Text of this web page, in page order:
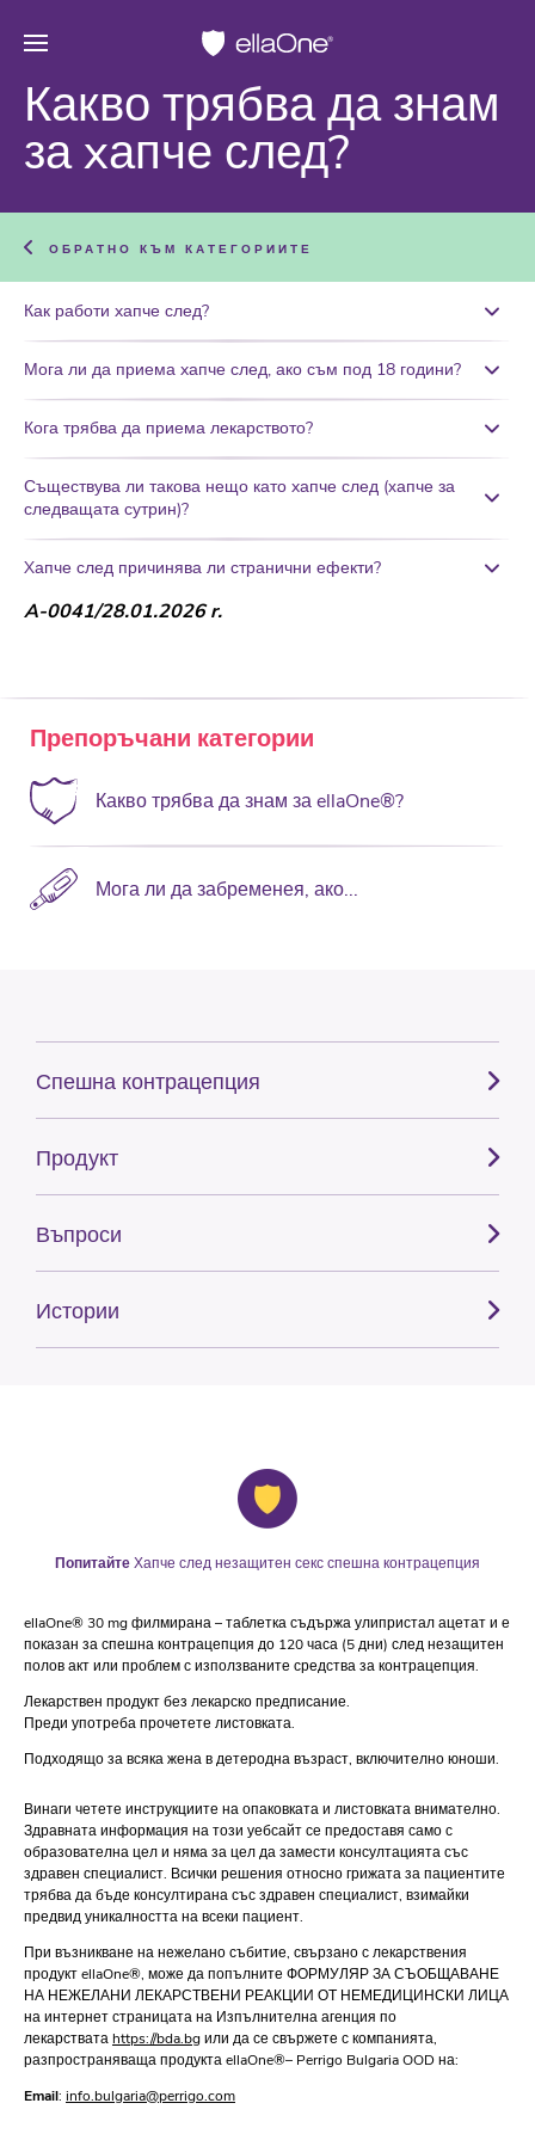
Какво трябва да знам
за xапче след?
ОБРАТНО КЪМ КАТЕГОРИИТЕ
Как работи xапче след?
Мога ли да приема xапче след, ако съм под 18 години?
Кога трябва да приема лекарството?
Съществува ли такова нещо като xапче след (хапче за
следващата сутрин)?
Xапче след причинява ли странични ефекти?
A-0041/28.01.2026 r.
Препоръчани категории
Какво трябва да знам за ellaOne®?
Мога ли да забременея, ако...
Спешна контрацепция
Продукт
Въпроси
Истории
ПопитайтеХапче след незащитен секс спешна контрацепция
ellaOne® 30 mg филмирана – таблетка съдържа улипристал ацетат и е
показан за спешна контрацепция до 120 часа (5 дни) след незащитен
полов акт или проблем с използваните средства за контрацепция.
Лекарствен продукт без лекарско предписание.
Преди употреба прочетете листовката.
Подходящо за всяка жена в детеродна възраст, включително юноши.
Винаги четете инструкциите на опаковката и листовката внимателно.
Здравната информация на този уебсайт се предоставя само с
образователна цел и няма за цел да замести консултацията със
здравен специалист. Всички решения относно грижата за пациентите
трябва да бъде консултирана със здравен специалист, взимайки
предвид уникалността на всеки пациент.
При възникване на нежелано събитие, свързано с лекарствения
продукт ellaOne®, може да попълните ФОРМУЛЯР ЗА СЪОБЩАВАНЕ
НА НЕЖЕЛАНИ ЛЕКАРСТВЕНИ РЕАКЦИИ ОТ НЕМЕДИЦИНСКИ ЛИЦА
на интернет страницата на Изпълнителна агенция по
лекарстватаhttps://bda.bgили да се свържете с компанията,
разпространяваща продукта ellaOne®– Perrigo Bulgaria OOD на:
Email: info.bulgaria@perrigo.com